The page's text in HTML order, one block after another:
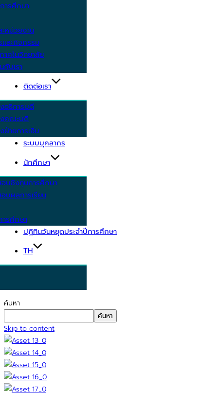
ารศึกษา
หน่วยงาน
และกิจกรรม
าศในวิทยาลัย
กับเรา
ติดต่อเรา
อธิการบดี
คณะบดี
ฝ่ายการเงิน
ระบบบุคลากร
นักศึกษา
บชิงทุนการศึกษา
บผลการเรียน
รศึกษา
ปฏิทินวันหยุดประจำปีการศึกษา
TH
ค้นหา
ค้นหา
Skip to content